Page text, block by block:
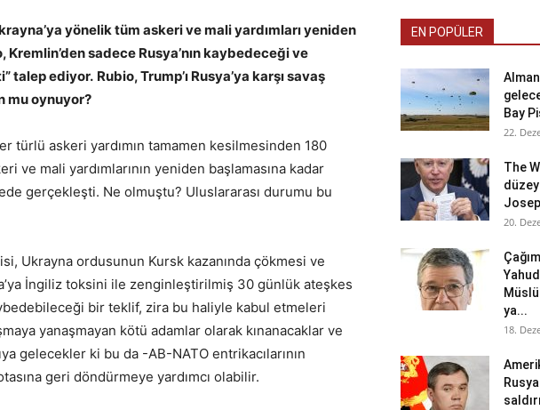
yönelik tüm askeri ve mali yardımları yeniden
Kremlin’den sadece Rusya’nın kaybedeceği ve
talep ediyor. Rubio, Trump’ı Rusya’ya karşı savaş
mu oynuyor?
türlü askeri yardımın tamamen kesilmesinden 180
ve mali yardımlarının yeniden başlamasına kadar
gerçekleşti. Ne olmuştu? Uluslararası durumu bu
Ukrayna ordusunun Kursk kazanında çökmesi ve
İngiliz toksini ile zenginleştirilmiş 30 günlük ateşkes
bir teklif, zira bu haliyle kabul etmeleri
yanaşmayan kötü adamlar olarak kınanacaklar ve
gelecekler ki bu da -AB-NATO entrikacılarının
geri döndürmeye yardımcı olabilir.
EN POPÜLER
Bay
22.
The
20.
ya...
18.